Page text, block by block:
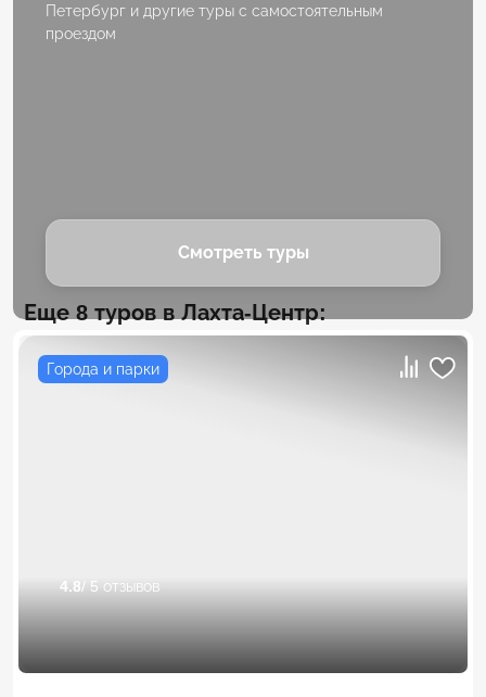
Петербург и другие туры с самостоятельным
проездом
Смотреть туры
Еще 8 туров в Лахта-Центр:
Города и парки
4.8/ 5 отзывов